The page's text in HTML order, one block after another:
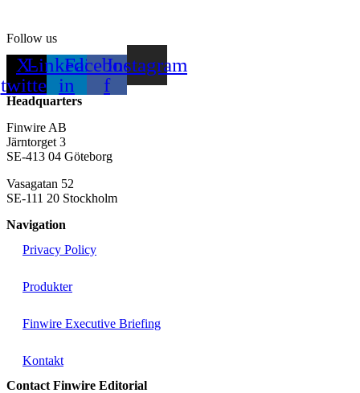
Follow us
X-
twitter
Linkedin-
in
Facebook-
f
Instagram
Headquarters
Finwire AB
Järntorget 3
SE-413 04 Göteborg
Vasagatan 52
SE-111 20 Stockholm
Navigation
Privacy Policy
Produkter
Finwire Executive Briefing
Kontakt
Contact Finwire Editorial